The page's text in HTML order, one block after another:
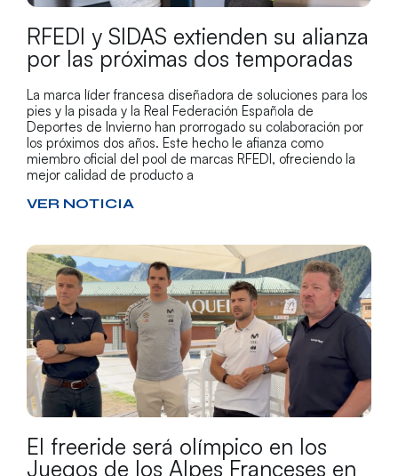
RFEDI y SIDAS extienden su alianza
por las próximas dos temporadas
La marca líder francesa diseñadora de soluciones para los
pies y la pisada y la Real Federación Española de
Deportes de Invierno han prorrogado su colaboración por
los próximos dos años. Este hecho le afianza como
miembro oficial del pool de marcas RFEDI, ofreciendo la
mejor calidad de producto a
VER NOTICIA
El freeride será olímpico en los
Juegos de los Alpes Franceses en